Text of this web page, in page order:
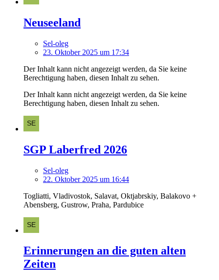
Neuseeland
Sel-oleg
23. Oktober 2025 um 17:34
Der Inhalt kann nicht angezeigt werden, da Sie keine
Berechtigung haben, diesen Inhalt zu sehen.
Der Inhalt kann nicht angezeigt werden, da Sie keine
Berechtigung haben, diesen Inhalt zu sehen.
SGP Laberfred 2026
Sel-oleg
22. Oktober 2025 um 16:44
Togliatti, Vladivostok, Salavat, Oktjabrskiy, Balakovo +
Abensberg, Gustrow, Praha, Pardubice
Erinnerungen an die guten alten
Zeiten